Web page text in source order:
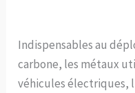
Indispensables au
carbone, les métaux
véhicules électriques,